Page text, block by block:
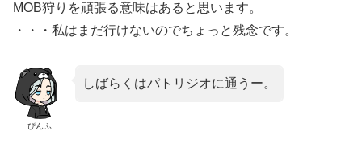
MOB狩りを頑張る意味はあると思います。
・・・私はまだ行けないのでちょっと残念です。
ぴんふ
しばらくはパトリジオに通うー。